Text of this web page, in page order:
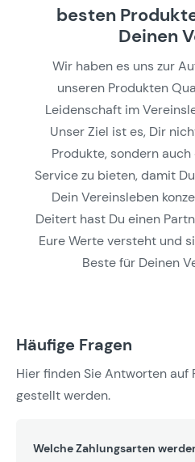
besten
Deinen
Wir haben es uns zur
unseren Produkten
Leidenschaft im
Unser Ziel ist es, Dir
Produkte, sondern
Service zu bieten, damit
Dein Vereinsleben
Deitert hast Du einen
Eure Werte versteht und
Beste für Deinen
Häufige Fragen
Hier finden Sie Antworten auf
gestellt werden.
Welche Zahlungsarten